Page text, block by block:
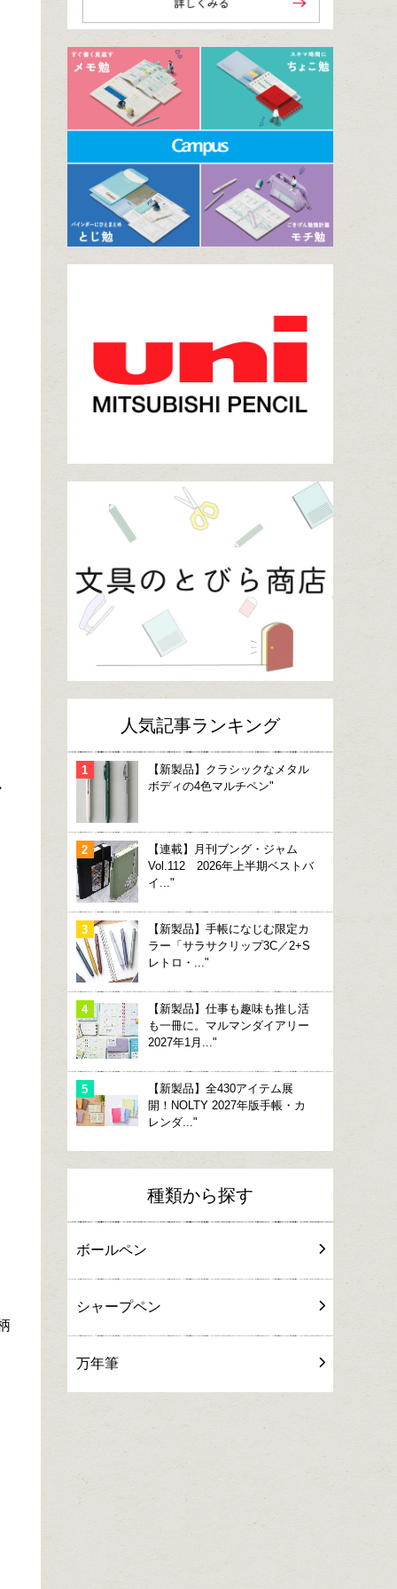
人気記事ランキング
【新製品】クラシックなメタル
ボディの4色マルチペン"
【連載】月刊ブング・ジャム
Vol.112 2026年上半期ベストバ
イ..."
【新製品】手帳になじむ限定カ
ラー「サラサクリップ3C／2+S
レトロ・..."
【新製品】仕事も趣味も推し活
も一冊に。マルマンダイアリー
2027年1月..."
【新製品】全430アイテム展
開！NOLTY 2027年版手帳・カ
レンダ..."
種類から探す
ボールペン
シャープペン
万年筆